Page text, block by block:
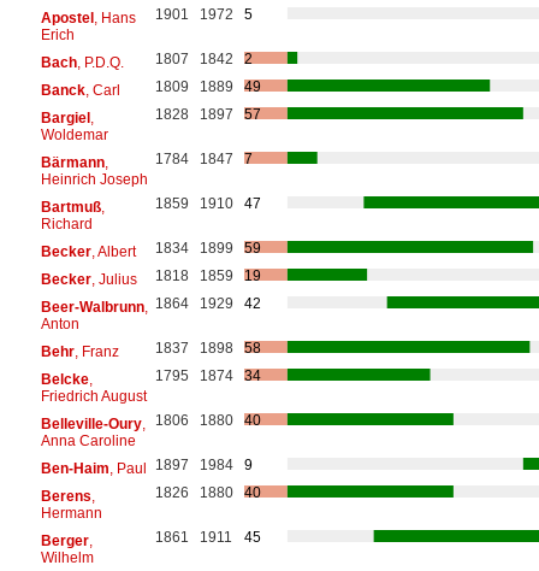
Apostel, Hans
Erich
1901 1972 5
Bach, P.D.Q. 1807 1842
2
Banck, Carl 1809 1889
49
Bargiel,
Woldemar
1828 1897 57
Bärmann,
Heinrich Joseph
1784 1847 7
Bartmuß,
Richard
1859 1910 47
Becker, Albert 1834 1899
59
Becker, Julius 1818 1859
19
Beer-Walbrunn,
Anton
1864 1929 42
Behr, Franz 1837 1898
58
Belcke,
Friedrich August
1795 1874 34
Belleville-Oury,
Anna Caroline
1806 1880 40
Ben-Haim , Paul 1897 1984
9
Berens
Hermann
1826 1880 40
Berger,
Wilhelm
1861 1911 45